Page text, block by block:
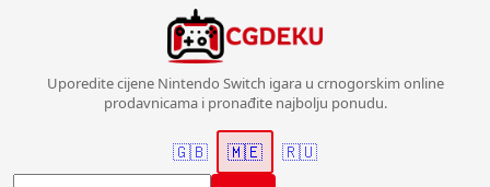
Uporedite cijene Nintendo Switch igara u crnogorskim online
prodavnicama i pronađite najbolju ponudu.
🇬🇧 🇲🇪 🇷🇺